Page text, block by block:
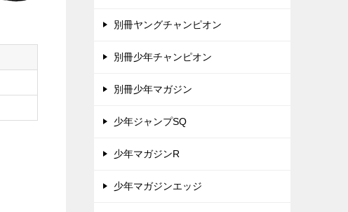
別冊ヤングチャンピオン
別冊少年チャンピオン
別冊少年マガジン
少年ジャンプSQ
少年マガジンR
少年マガジンエッジ